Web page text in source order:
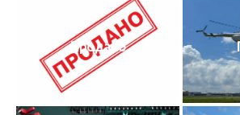
Продано